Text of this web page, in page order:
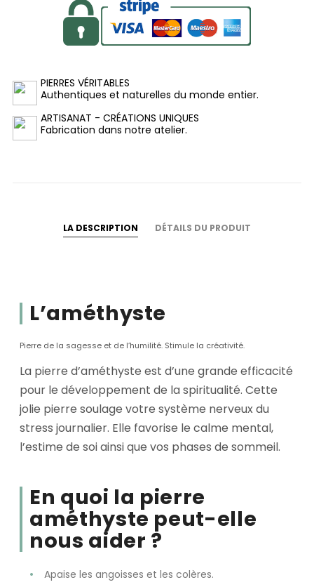
PIERRES VÉRITABLES
Authentiques et naturelles du monde entier.
ARTISANAT - CRÉATIONS UNIQUES
Fabrication dans notre atelier.
LA DESCRIPTION DÉTAILS DU PRODUIT
L’améthyste
Pierre de la sagesse et de l’humilité. Stimule la créativité.
La pierre d’améthyste est d’une grande efficacité
pour le développement de la spiritualité. Cette
jolie pierre soulage votre système nerveux du
stress journalier. Elle favorise le calme mental,
l’estime de soi ainsi que vos phases de sommeil.
En quoi la pierre
améthyste peut-elle
nous aider ?
Apaise les angoisses et les colères.